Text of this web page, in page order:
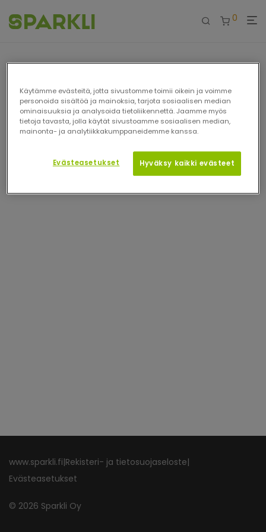
0
www.sparkli.fi|Rekisteri- ja tietosuojaseloste|
Evästeasetukset
© 2026 Sparkli Oy
Käytämme evästeitä, jotta sivustomme toimii oikein ja voimme
personoida sisältöä ja mainoksia, tarjota sosiaalisen median
ominaisuuksia ja analysoida tietoliikennettä. Jaamme myös
tietoja tavasta, jolla käytät sivustoamme sosiaalisen median,
mainonta- ja analytiikkakumppaneidemme kanssa.
Evästeasetukset Hyväksy kaikki evästeet